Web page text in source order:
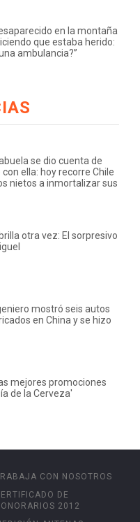
en la montaña
que estaba herido:
ambulancia?”
se dio cuenta de
ella: hoy recorre Chile
nietos a inmortalizar sus
otra vez: El sorpresivo
mostró seis autos
en China y se hizo
mejores promociones
de la Cerveza'
CON NOSOTROS
DE
2012